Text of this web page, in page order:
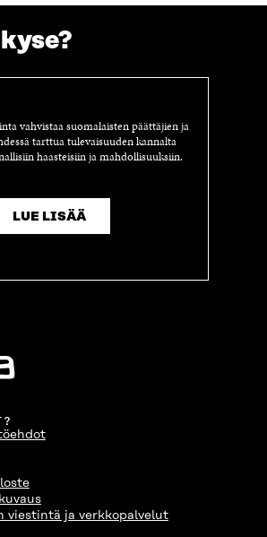
vahvistaa suomalaisten päättäjien ja
tarttua tulevaisuuden kannalta
haasteisiin ja mahdollisuuksiin.
LUE LISÄÄ
viestintä ja verkkopalvelut